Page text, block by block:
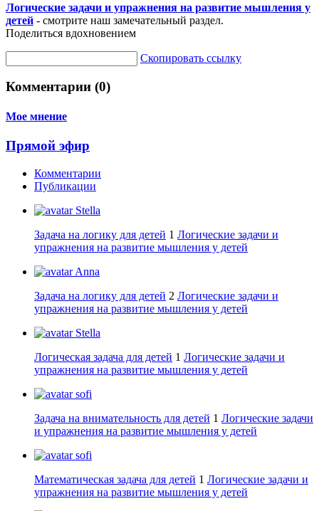
Логические задачи и упражнения на развитие мышления у
детей - смотрите наш замечательный раздел.
Поделиться вдохновением
Скопировать ссылку
Комментарии (0)
Мое мнение
Прямой эфир
Комментарии
Публикации
Stella
Задача на логику для детей 1 Логические задачи и
упражнения на развитие мышления у детей
Anna
Задача на логику для детей 2 Логические задачи и
упражнения на развитие мышления у детей
Stella
Логическая задача для детей 1 Логические задачи и
упражнения на развитие мышления у детей
sofi
Задача на внимательность для детей 1 Логические задачи
и упражнения на развитие мышления у детей
sofi
Математическая задача для детей 1 Логические задачи и
упражнения на развитие мышления у детей